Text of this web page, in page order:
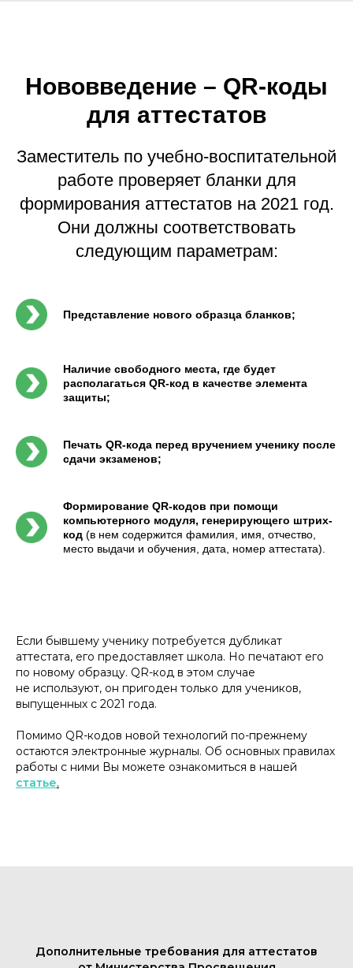
Нововведение – QR-коды
для аттестатов
Заместитель по учебно-воспитательной
работе проверяет бланки для
формирования аттестатов на 2021 год.
Они должны соответствовать
следующим параметрам:
Представление нового образца бланков;
Наличие свободного места, где будет
располагаться QR-код в качестве элемента
защиты;
Печать QR-кода перед вручением ученику после
сдачи экзаменов;
Формирование QR-кодов при помощи
компьютерного модуля, генерирующего штрих-
код (в нем содержится фамилия, имя, отчество,
место выдачи и обучения, дата, номер аттестата).
Если бывшему ученику потребуется дубликат
аттестата, его предоставляет школа. Но печатают его
по новому образцу. QR-код в этом случае
не используют, он пригоден только для учеников,
выпущенных с 2021 года.
Помимо QR-кодов новой технологий по-прежнему
остаются электронные журналы. Об основных правилах
работы с ними Вы можете ознакомиться в нашей
статье.
Дополнительные требования для аттестатов